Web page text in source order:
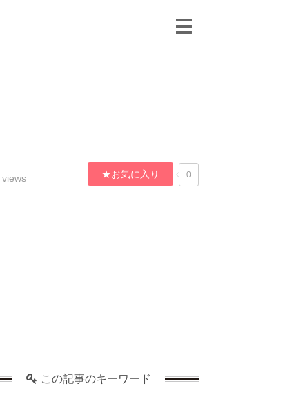
views ★お気に入り 0
この記事のキーワード